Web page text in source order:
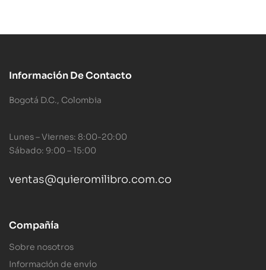
Información De Contacto
Bogotá D.C., Colombia
Lunes – Viernes: 8:00-20:00
Sábado: 9:00 – 15:00
ventas@quieromilibro.com.co
Compañía
Sobre nosotros
Información de envío